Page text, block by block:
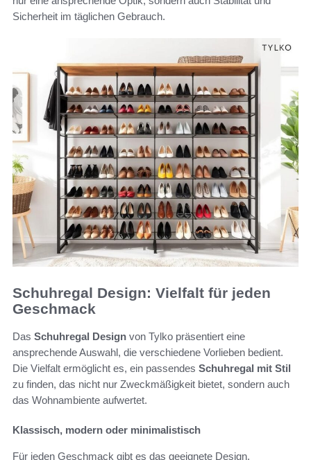
Sicherheit im täglichen Gebrauch.
Schuhregal Design: Vielfalt für jeden
Geschmack
Das Schuhregal Design von Tylko präsentiert eine
ansprechende Auswahl, die verschiedene Vorlieben bedient.
Die Vielfalt ermöglicht es, ein passendes Schuhregal mit Stil
zu finden, das nicht nur Zweckmäßigkeit bietet, sondern auch
das Wohnambiente aufwertet.
Klassisch, modern oder minimalistisch
Für jeden Geschmack gibt es das geeignete Design.